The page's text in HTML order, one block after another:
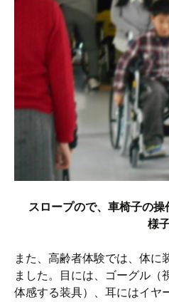
スロープので、車椅子の
様
また、高齢者体験では、体に
ました。目には、ゴーグル（
体感する装具）、耳にはイヤ